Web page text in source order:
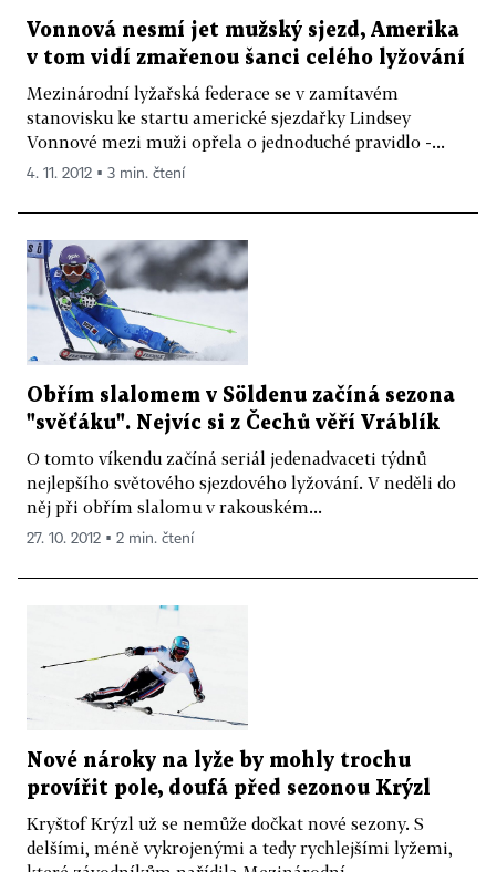
Vonnová nesmí jet mužský sjezd, Amerika
v tom vidí zmařenou šanci celého lyžování
Mezinárodní lyžařská federace se v zamítavém
stanovisku ke startu americké sjezdařky Lindsey
Vonnové mezi muži opřela o jednoduché pravidlo -...
4. 11. 2012 ▪ 3 min. čtení
Obřím slalomem v Söldenu začíná sezona
"svěťáku". Nejvíc si z Čechů věří Vráblík
O tomto víkendu začíná seriál jedenadvaceti týdnů
nejlepšího světového sjezdového lyžování. V neděli do
něj při obřím slalomu v rakouském...
27. 10. 2012 ▪ 2 min. čtení
Nové nároky na lyže by mohly trochu
provířit pole, doufá před sezonou Krýzl
Kryštof Krýzl už se nemůže dočkat nové sezony. S
delšími, méně vykrojenými a tedy rychlejšími lyžemi,